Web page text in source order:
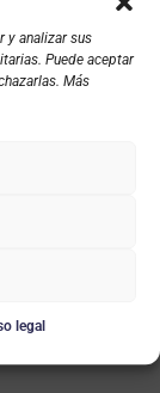
y analizar sus
Puede aceptar
Más
legal